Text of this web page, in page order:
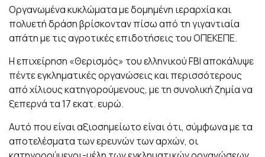
Οργανωμένα κυκλώματα με δομημένη ιεραρχία και
πολυετή δράση βρίσκονταν πίσω από τη γιγαντιαία
απάτη με τις αγροτικές επιδοτήσεις του ΟΠΕΚΕΠΕ.
Η επιχείρηση «Θερισμός» του ελληνικού FBI αποκάλυψε
πέντε εγκληματικές οργανώσεις και περισσότερους
από χίλιους κατηγορούμενους, με τη συνολική ζημία να
ξεπερνά τα 17 εκατ. ευρώ.
Αυτό που είναι αξιοσημείωτο είναι ότι, σύμφωνα με τα
αποτελέσματα των ερευνών των αρχών, οι